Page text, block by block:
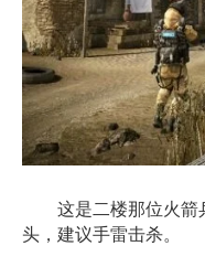
这是二楼那位火箭
头，建议手雷击杀。